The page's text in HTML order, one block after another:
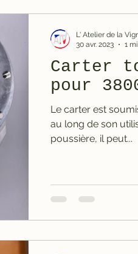
Carter
pour
Le carter est soumis à de nombreuses contraintes tout
au long de son
poussière, il peut...
L' Atelier de la
30 avr. 2023
1